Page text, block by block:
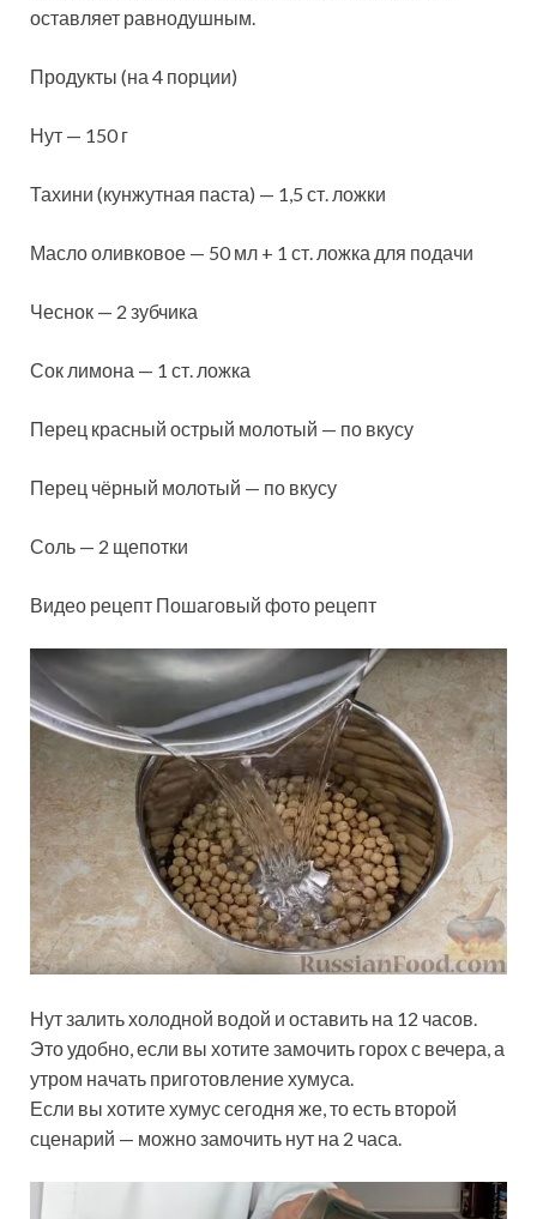
оставляет равнодушным.
Продукты (на 4 порции)
Нут — 150 г
Тахини (кунжутная паста) — 1,5 ст. ложки
Масло оливковое — 50 мл + 1 ст. ложка для подачи
Чеснок — 2 зубчика
Сок лимона — 1 ст. ложка
Перец красный острый молотый — по вкусу
Перец чёрный молотый — по вкусу
Соль — 2 щепотки
Видео рецепт Пошаговый фото рецепт
Нут залить холодной водой и оставить на 12 часов.
Это удобно, если вы хотите замочить горох с вечера, а
утром начать приготовление хумуса.
Если вы хотите хумус сегодня же, то есть второй
сценарий — можно замочить нут на 2 часа.